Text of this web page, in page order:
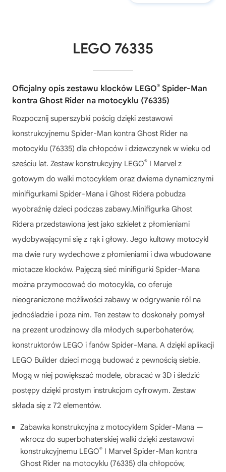
LEGO 76335
Oficjalny opis zestawu klocków LEGO® Spider-Man
kontra Ghost Rider na motocyklu (76335)
Rozpocznij superszybki pościg dzięki zestawowi
konstrukcyjnemu Spider-Man kontra Ghost Rider na
motocyklu (76335) dla chłopców i dziewczynek w wieku od
sześciu lat. Zestaw konstrukcyjny LEGO® ǀ Marvel z
gotowym do walki motocyklem oraz dwiema dynamicznymi
minifigurkami Spider-Mana i Ghost Ridera pobudza
wyobraźnię dzieci podczas zabawy.Minifigurka Ghost
Ridera przedstawiona jest jako szkielet z płomieniami
wydobywającymi się z rąk i głowy. Jego kultowy motocykl
ma dwie rury wydechowe z płomieniami i dwa wbudowane
miotacze klocków. Pajęczą sieć minifigurki Spider-Mana
można przymocować do motocykla, co oferuje
nieograniczone możliwości zabawy w odgrywanie ról na
jednośladzie i poza nim. Ten zestaw to doskonały pomysł
na prezent urodzinowy dla młodych superbohaterów,
konstruktorów LEGO i fanów Spider-Mana. A dzięki aplikacji
LEGO Builder dzieci mogą budować z pewnością siebie.
Mogą w niej powiększać modele, obracać w 3D i śledzić
postępy dzięki prostym instrukcjom cyfrowym. Zestaw
składa się z 72 elementów.
Zabawka konstrukcyjna z motocyklem Spider-Mana —
wkrocz do superbohaterskiej walki dzięki zestawowi
konstrukcyjnemu LEGO® ǀ Marvel Spider-Man kontra
Ghost Rider na motocyklu (76335) dla chłopców,